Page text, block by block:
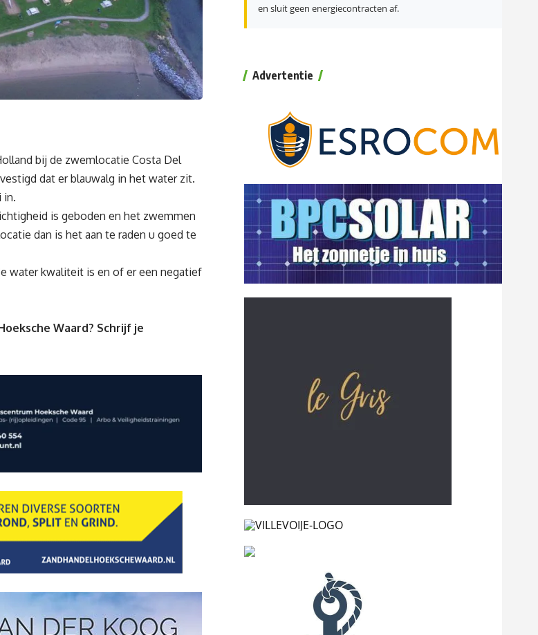
bij de zwemlocatie Costa Del
dat er blauwalg in het water zit.
in.
is geboden en het zwemmen
dan is het aan te raden u goed te
water kwaliteit is en of er een negatief
Waard? Schrijf je
en sluit geen energiecontracten af.
Advertentie